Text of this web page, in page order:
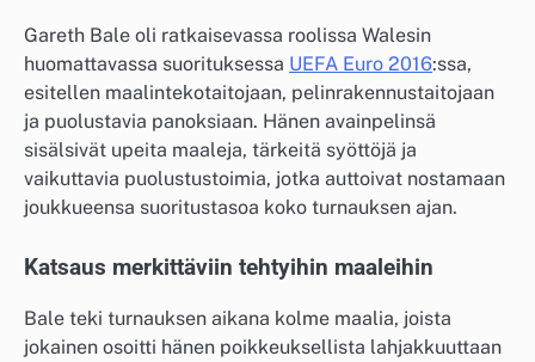
Gareth Bale oli ratkaisevassa roolissa Walesin
huomattavassa suorituksessa UEFA Euro 2016:ssa,
esitellen maalintekotaitojaan, pelinrakennustaitojaan
ja puolustavia panoksiaan. Hänen avainpelinsä
sisälsivät upeita maaleja, tärkeitä syöttöjä ja
vaikuttavia puolustustoimia, jotka auttoivat nostamaan
joukkueensa suoritustasoa koko turnauksen ajan.
Katsaus merkittäviin tehtyihin maaleihin
Bale teki turnauksen aikana kolme maalia, joista
jokainen osoitti hänen poikkeuksellista lahjakkuuttaan